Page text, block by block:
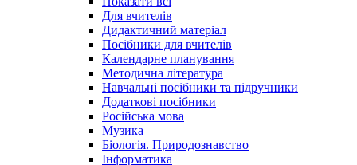
Для вчителів
Дидактичний матеріал
Посібники для вчителів
Календарне планування
Методична література
Навчальні посібники та підручники
Додаткові посібники
Російська мова
Музика
Біологія. Природознавство
Інформатика